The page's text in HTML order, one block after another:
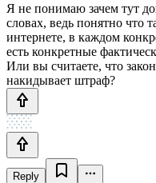
Я не понимаю зачем тут
словах, ведь понятно что
интернете, в каждом
есть конкретные
Или вы считаете, что
накидывает штраф?
Reply